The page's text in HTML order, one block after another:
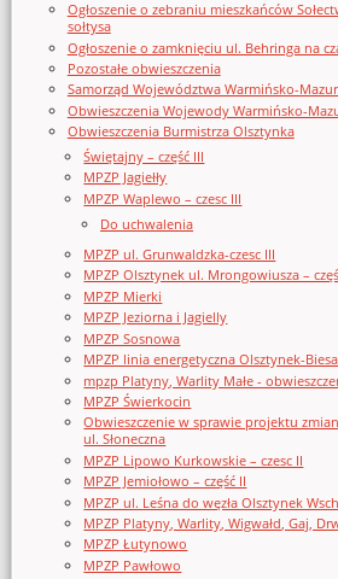
Ogłoszenie o zebraniu mieszkańców
sołtysa
Ogłoszenie o zamknięciu ul. Behringa na
Pozostałe obwieszczenia
Samorząd Województwa Warmińsko-
Obwieszczenia Wojewody Warmińsko-
Obwieszczenia Burmistrza Olsztynka
Świętajny – część III
MPZP Jagiełły
MPZP Waplewo – czesc III
Do uchwalenia
MPZP ul. Grunwaldzka-czesc III
MPZP Olsztynek ul. Mrongowiusza –
MPZP Mierki
MPZP Jeziorna i Jagielly
MPZP Sosnowa
MPZP linia energetyczna Olsztynek-
mpzp Platyny, Warlity Małe -
MPZP Świerkocin
Obwieszczenie w sprawie projektu
ul. Słoneczna
MPZP Lipowo Kurkowskie – czesc II
MPZP Jemiołowo – część II
MPZP ul. Leśna do węzła Olsztynek
MPZP Platyny, Warlity, Wigwałd, Gaj,
MPZP Łutynowo
MPZP Pawłowo